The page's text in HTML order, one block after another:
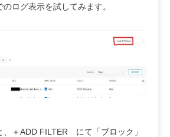
ログ表示を試してみます。
、＋ADD FILTER にて「ブロック」